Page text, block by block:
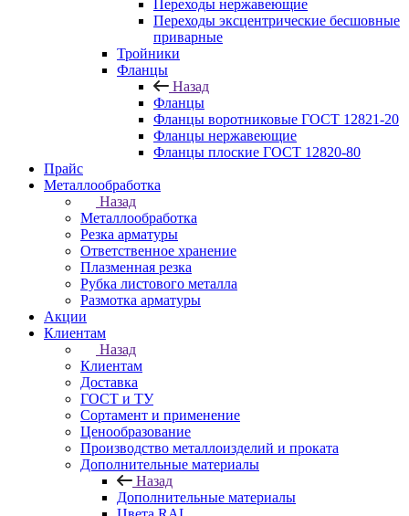
Переходы нержавеющие
Переходы эксцентрические бесшовные
приварные
Тройники
Фланцы
Назад
Фланцы
Фланцы воротниковые ГОСТ 12821-20
Фланцы нержавеющие
Фланцы плоские ГОСТ 12820-80
Прайс
Металлообработка
Назад
Металлообработка
Резка арматуры
Ответственное хранение
Плазменная резка
Рубка листового металла
Размотка арматуры
Акции
Клиентам
Назад
Клиентам
Доставка
ГОСТ и ТУ
Сортамент и применение
Ценообразование
Производство металлоизделий и проката
Дополнительные материалы
Назад
Дополнительные материалы